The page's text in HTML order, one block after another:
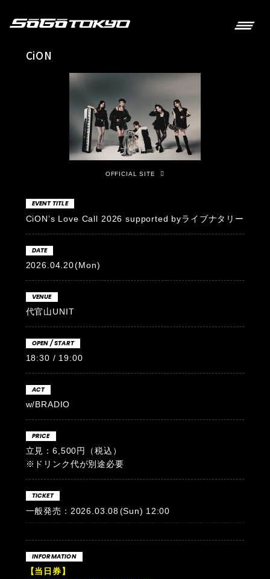
CiON
OFFICIAL SITE
EVENT TITLE
CiON’s Love Call 2026 supported byライブナタリー
DATE
2026.04.20(Mon)
VENUE
代官山UNIT
OPEN / START
18:30 / 19:00
ACT
w/BRADIO
PRICE
立見：6,500円（税込）
※ドリンク代が別途必要
TICKET
一般発売：2026.03.08(Sun) 12:00
INFORMATION
【当日券】